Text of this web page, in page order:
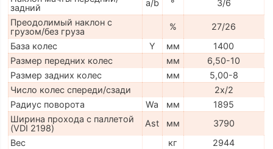
задний
a/b °
3/6
Преодолимый наклон с
грузом/без груза
%
27/26
База колес
Y мм
1400
Размер передних колес
мм
6,50-10
Размер задних колес
мм
5,00-8
Число колес спереди/сзади
2x/2
Радиус поворота
Wa мм
1895
Ширина прохода с паллетой
(VDI 2198)
Ast мм
3790
Вес
кг 2944